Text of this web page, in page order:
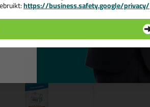
https://business.safety.google/privacy/